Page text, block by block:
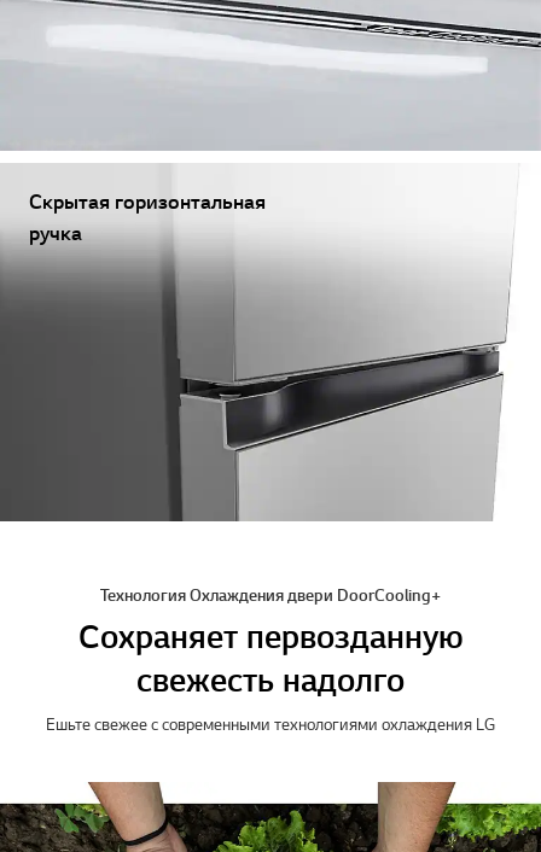
Скрытая горизонтальная
ручка
Технология Охлаждения двери DoorCooling+
Сохраняет первозданную
свежесть надолго
Ешьте свежее с современными технологиями охлаждения LG